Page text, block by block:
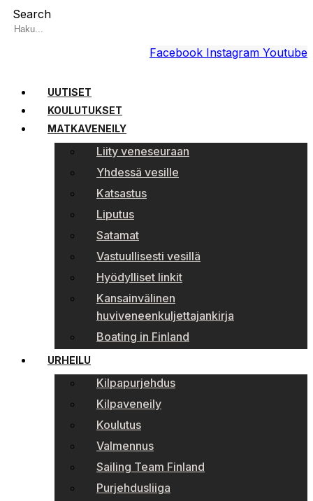
Search
Facebook Instagram Youtube
UUTISET
KOULUTUKSET
MATKAVENEILY
Liity veneseuraan
Yhdessä vesille
Katsastus
Liputus
Satamat
Vastuullisesti vesillä
Hyödylliset linkit
Kansainvälinen
huviveneenkuljettajankirja
Boating in Finland
URHEILU
Kilpapurjehdus
Kilpaveneily
Koulutus
Valmennus
Sailing Team Finland
Purjehdusliiga